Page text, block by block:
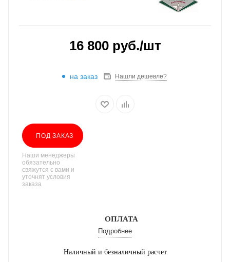
16 800руб./шт
на заказ Нашли дешевле?
ПОД ЗАКАЗ
Наши менеджеры
обязательно
свяжутся с вами и
уточнят условия
заказа
ОПЛАТА
Подробнее
Наличный и безналичный расчет